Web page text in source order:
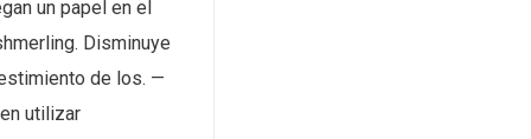
un papel en el
Disminuye
de los. —
utilizar